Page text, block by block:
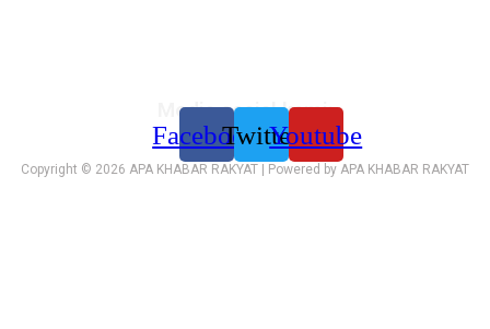
Media sosial kami:
FacebookTwitterYoutube
Copyright © 2026 APA KHABAR RAKYAT | Powered by APA KHABAR RAKYAT